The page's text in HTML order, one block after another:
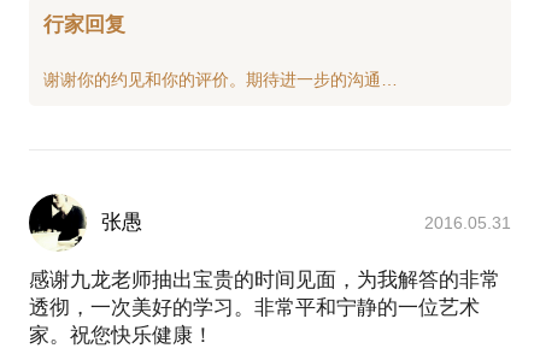
行家回复
张愚 2016.05.31
感谢九龙老师抽出宝贵的时间见面，为我解答的非常
透彻，一次美好的学习。非常平和宁静的一位艺术
家。祝您快乐健康！